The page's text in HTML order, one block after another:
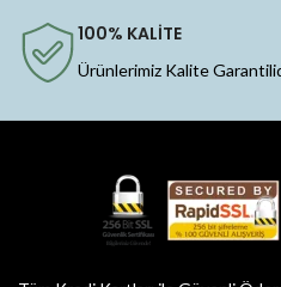
100% KALİTE
Ürünlerimiz Kalite